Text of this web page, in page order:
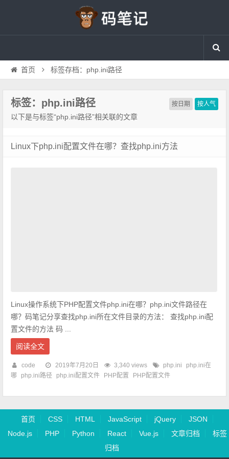
首页 标签存档：php.ini路径
按日期 按人气
标签：php.ini路径
以下是与标签“php.ini路径”相关联的文章
Linux下php.ini配置文件在哪？查找php.ini方法
Linux操作系统下PHP配置文件php.ini在哪？php.ini文件路径在
哪？码笔记分享查找php.ini所在文件目录的方法： 查找php.ini配
置文件的方法 码 ...
阅读全文
code 2019年7月20日 3,340 views php.ini
php.ini在
哪
php.ini路径 php.ini配置文件 PHP配置 PHP配置文件
首页 CSS HTML JavaScript jQuery
JSON
Node.js
PHP Python React Vue.js 文章归档
标签
归档